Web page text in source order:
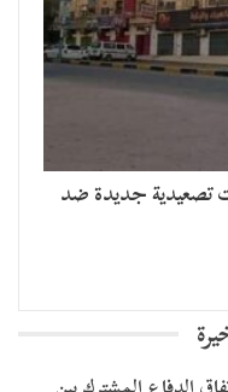
تصعيدية جديدة ضد